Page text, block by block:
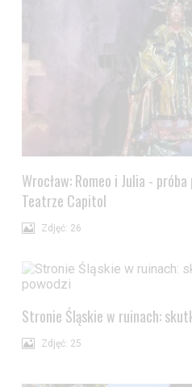
Wrocław: Romeo i Julia -
Teatrze Capitol
Zdjęć: 26
Stronie Śląskie w ruinach:
Zdjęć: 25